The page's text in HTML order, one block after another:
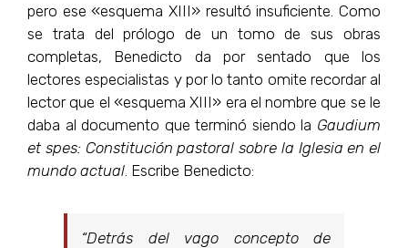
pero ese «esquema XIII» resultó insuficiente. Como
se trata del prólogo de un tomo de sus obras
completas, Benedicto da por sentado que los
lectores especialistas y por lo tanto omite recordar al
lector que el «esquema XIII» era el nombre que se le
daba al documento que terminó siendo la Gaudium
et spes: Constitución pastoral sobre la Iglesia en el
mundo actual . Escribe Benedicto:
“Detrás del vago concepto de